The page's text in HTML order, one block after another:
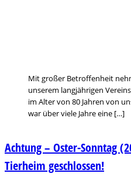
Mit großer Betroffenheit
unserem langjährigen
im Alter von 80 Jahren von
war über viele Jahre eine […]
Achtung – Oster-Sonntag
Tierheim geschlossen!